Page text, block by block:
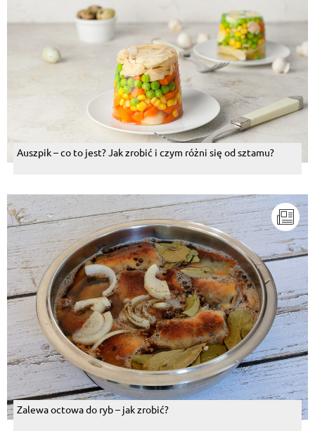
Auszpik – co to jest? Jak zrobić i czym różni się od sztamu?
Zalewa octowa do ryb – jak zrobić?